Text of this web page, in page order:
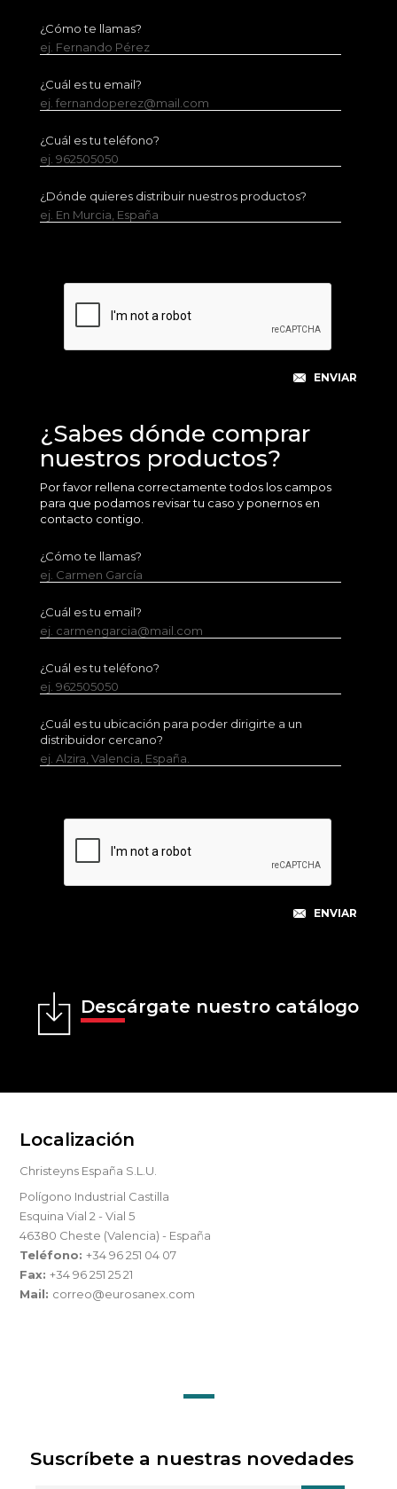
¿Cómo te llamas?
ej. Fernando Pérez
¿Cuál es tu email?
ej. fernandoperez@mail.com
¿Cuál es tu teléfono?
ej. 962505050
¿Dónde quieres distribuir nuestros productos?
ej. En Murcia, España
¿Sabes dónde comprar
nuestros productos?
Por favor rellena correctamente todos los campos
para que podamos revisar tu caso y ponernos en
contacto contigo.
¿Cómo te llamas?
ej. Carmen García
¿Cuál es tu email?
ej. carmengarcia@mail.com
¿Cuál es tu teléfono?
ej. 962505050
¿Cuál es tu ubicación para poder dirigirte a un
distribuidor cercano?
ej. Alzira, Valencia, España.
Descárgate nuestro catálogo
Localización
Christeyns España S.L.U.
Polígono Industrial Castilla
Esquina Vial 2 - Vial 5
46380 Cheste (Valencia) - España
Teléfono:+34 96 251 04 07
Fax:+34 96 251 25 21
Mail: correo@eurosanex.com
Suscríbete a nuestras novedades